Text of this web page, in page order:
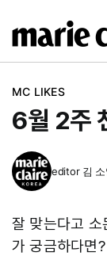
텐
MC LIKES
6월 2주
editor 김
잘 맞는다고 소
가 궁금하다면?